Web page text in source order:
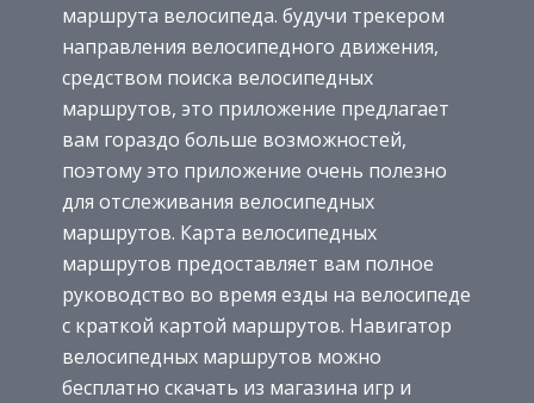
маршрута велосипеда. будучи трекером
направления велосипедного движения,
средством поиска велосипедных
маршрутов, это приложение предлагает
вам гораздо больше возможностей,
поэтому это приложение очень полезно
для отслеживания велосипедных
маршрутов. Карта велосипедных
маршрутов предоставляет вам полное
руководство во время езды на велосипеде
с краткой картой маршрутов. Навигатор
велосипедных маршрутов можно
бесплатно скачать из магазина игр и